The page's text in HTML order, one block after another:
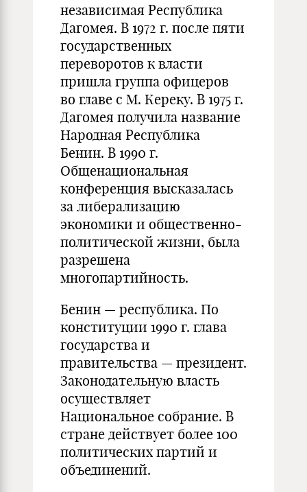
независимая Республика
Дагомея. В 1972 г. после пяти
государственных
переворотов к власти
пришла группа офицеров
во главе с М. Кереку. В 1975 г.
Дагомея получила название
Народная Республика
Бенин. В 1990 г.
Общенациональная
конференция высказалась
за либерализацию
экономики и общественно-
политической жизни, была
разрешена
многопартийность.
Бенин — республика. По
конституции 1990 г. глава
государства и
правительства — президент.
Законодательную власть
осуществляет
Национальное собрание. В
стране действует более 100
политических партий и
объединений.